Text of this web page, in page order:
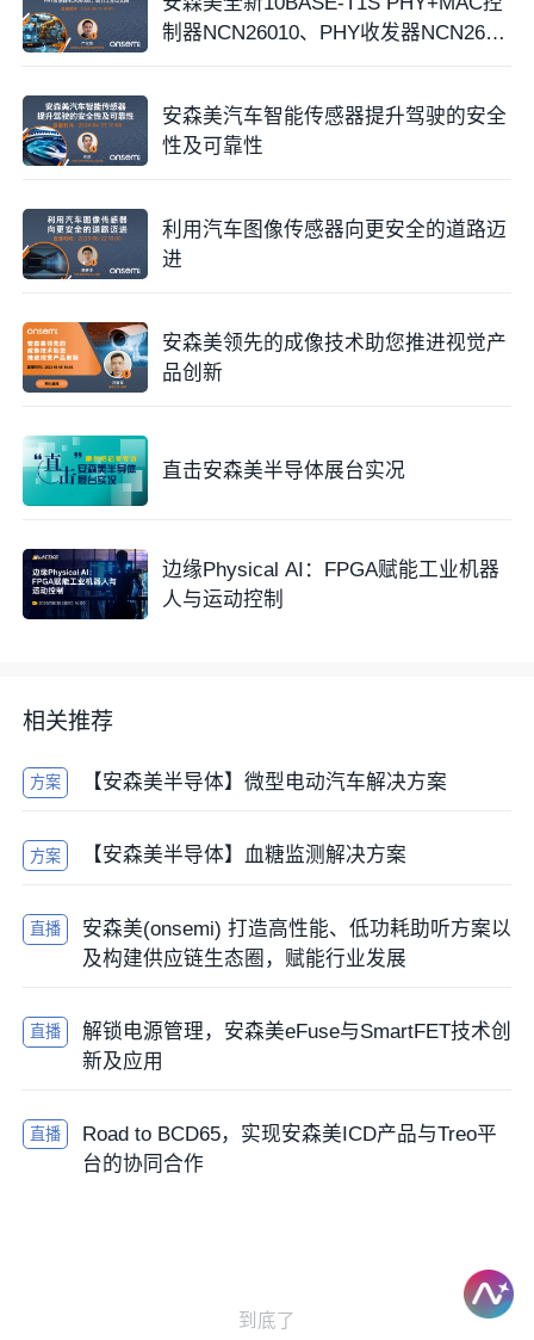
制器NCN26010、PHY收发器NCN2600
安森美汽车智能传感器提升驾驶的安全
性及可靠性
利用汽车图像传感器向更安全的道路迈
进
安森美领先的成像技术助您推进视觉产
品创新
直击安森美半导体展台实况
边缘Physical AI：FPGA赋能工业机器
人与运动控制
相关推荐
方案 【安森美半导体】微型电动汽车解决方案
方案 【安森美半导体】血糖监测解决方案
直播
安森美(onsemi) 打造高性能、低功耗助听方案以
及构建供应链生态圈，赋能行业发展
直播
解锁电源管理，安森美eFuse与SmartFET技术创
新及应用
直播
Road to BCD65，实现安森美ICD产品与Treo平
台的协同合作